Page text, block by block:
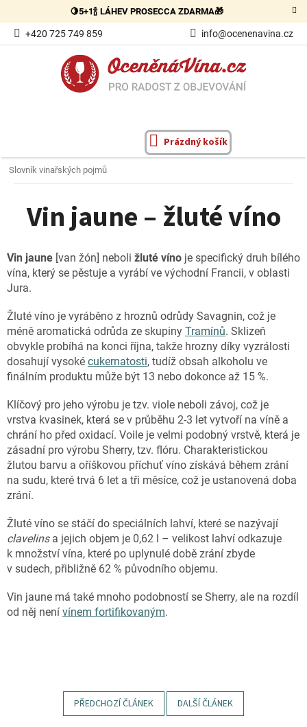
obsah
🍋5+1🍾 LÁHEV PROSECCA ZDARMA🎁
+420 725 749 859 info@ocenenavina.cz
NÁKUPNÍ
Prázdný košík
Slovník vinařských pojmů
Vin jaune – žluté víno
Vin jaune [van žón] neboli žluté víno je specifický druh bílého
vína, který se pěstuje a vyrábí ve východní Francii, v oblasti
Jura.
Žluté víno je vyráběno z hroznů odrůdy Savagnin, což je
méně aromatická odrůda ze skupiny Tramínů. Sklizeň
obvykle probíhá na konci října, takže hrozny díky vyzrálosti
dosahují vysoké cukernatosti, tudíž obsah alkoholu ve
finálním produktu může být 13 nebo dokonce až 15 %.
Klíčový pro jeho výrobu je tzv. viole neboli závoj, což je
vrstva kvasinek, která se v průběhu 2-3 let vytvoří na víně a
chrání ho před oxidací. Voile je velmi podobný vrstvě, která je
zásadní pro výrobu Sherry, tzv. flóru. Charakteristickou
žlutou barvu a oříškovou příchuť víno získává během zrání
na sudu, které trvá 6 let a tři měsíce, což je ustanovená doba
zrání.
Žluté víno se stáčí do speciálních lahví, které se nazývají
clavelinsa jejich objem je 0,62 l – velikost lahví odkazuje
k množství vína, které po uplynulé době zrání zbyde
v sudech, přibližně 62 % původního objemu.
Vin jaune má také mnoho podobností se Sherry, ale na rozdíl
od něj není vínem fortifikovaným.
PŘEDCHOZÍ ČLÁNEK DALŠÍ ČLÁNEK